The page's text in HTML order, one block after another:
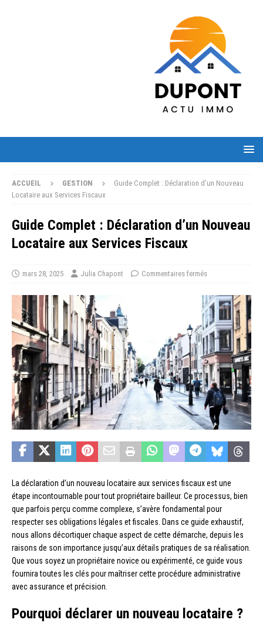
ACCUEIL GESTION
Guide Complet : Déclaration d’un Nouveau
Locataire aux Services Fiscaux
Guide Complet : Déclaration d’un Nouveau
Locataire aux Services Fiscaux
mars 28, 2025 Julia Chapont Commentaires fermés
La déclaration d’un nouveau locataire aux services fiscaux est une
étape incontournable pour tout propriétaire bailleur. Ce processus, bien
que parfois perçu comme complexe, s’avère fondamental pour
respecter ses obligations légales et fiscales. Dans ce guide exhaustif,
nous allons décortiquer chaque aspect de cette démarche, depuis les
raisons de son importance jusqu’aux détails pratiques de sa réalisation.
Que vous soyez un propriétaire novice ou expérimenté, ce guide vous
fournira toutes les clés pour maîtriser cette procédure administrative
avec assurance et précision.
Pourquoi déclarer un nouveau locataire ?